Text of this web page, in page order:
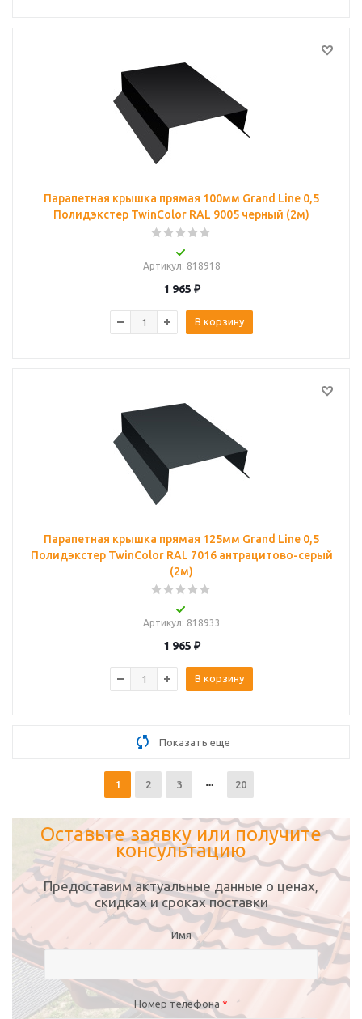
Парапетная крышка прямая 100мм Grand Line 0,5
Полидэкстер TwinColor RAL 9005 черный (2м)
Артикул: 818918
1 965 ₽
В корзину
Парапетная крышка прямая 125мм Grand Line 0,5
Полидэкстер TwinColor RAL 7016 антрацитово-серый
(2м)
Артикул: 818933
1 965 ₽
В корзину
Показать еще
1 2 3 20
Оставьте заявку или получите
консультацию
Предоставим актуальные данные о ценах,
скидках и сроках поставки
Имя
Номер телефона *